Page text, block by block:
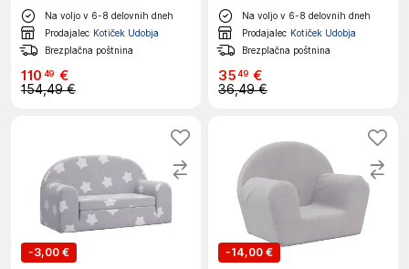
Na voljo v 6-8 delovnih dneh
Prodajalec Kotiček Udobja
Brezplačna poštnina
110 49 €
154,49 €
Na voljo v 6-8 delovnih dneh
Prodajalec Kotiček Udobja
Brezplačna poštnina
3549 €
36,49 €
-3,00 €
-14,00 €